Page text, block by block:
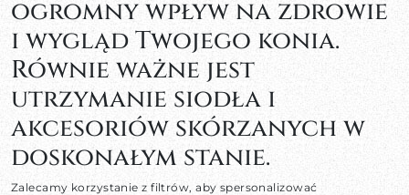
ogromny wpływ na zdrowie
i wygląd Twojego konia.
Równie ważne jest
utrzymanie siodła i
akcesoriów skórzanych w
doskonałym stanie.
Zalecamy korzystanie z filtrów, aby spersonalizować